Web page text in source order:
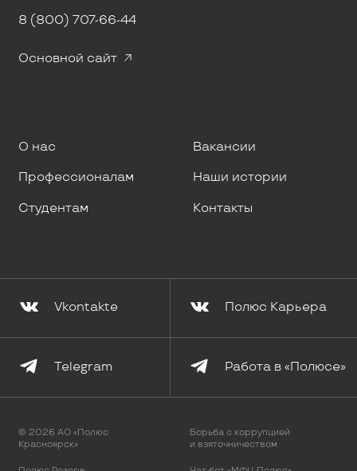
8 (800) 707-66-44
Основной сайт
О нас Вакансии
Профессионалам Наши истории
Студентам Контакты
Vkontakte Полюс Карьера
Telegram Работа в «Полюсе»
© 2026 АО «Полюс
Красноярск»
Борьба с коррупцией
и взяточничеством